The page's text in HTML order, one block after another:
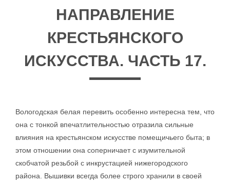
НАПРАВЛЕНИЕ
КРЕСТЬЯНСКОГО
ИСКУССТВА. ЧАСТЬ 17.
Вологодская белая перевить особенно интересна тем, что
она с тонкой впечатлительностью отразила сильные
влияния на крестьянском искусстве помещичьего быта; в
этом отношении она соперничает с изумительной
скобчатой резьбой с инкрустацией нижегородского
района. Вышивки всегда более строго хранили в своей